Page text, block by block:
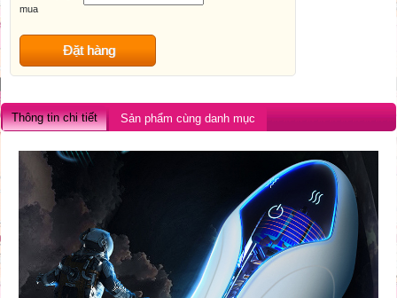
mua
Đặt hàng
Thông tin chi tiết Sản phẩm cùng danh mục